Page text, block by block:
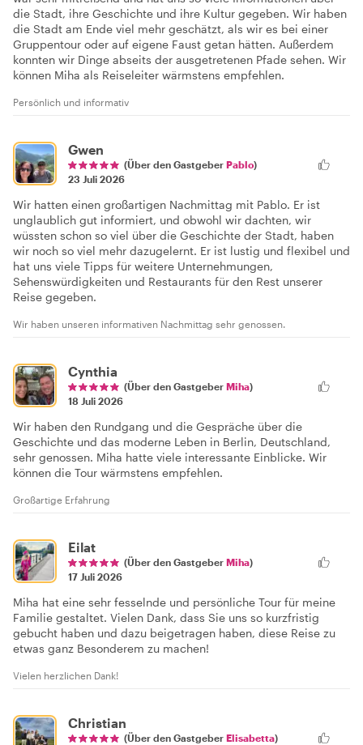
die Stadt, ihre Geschichte und ihre Kultur gegeben. Wir haben
die Stadt am Ende viel mehr geschätzt, als wir es bei einer
Gruppentour oder auf eigene Faust getan hätten. Außerdem
konnten wir Dinge abseits der ausgetretenen Pfade sehen. Wir
können Miha als Reiseleiter wärmstens empfehlen.
Persönlich und informativ
Gwen
(Über den Gastgeber Pablo)
23 Juli 2026
Wir hatten einen großartigen Nachmittag mit Pablo. Er ist
unglaublich gut informiert, und obwohl wir dachten, wir
wüssten schon so viel über die Geschichte der Stadt, haben
wir noch so viel mehr dazugelernt. Er ist lustig und flexibel und
hat uns viele Tipps für weitere Unternehmungen,
Sehenswürdigkeiten und Restaurants für den Rest unserer
Reise gegeben.
Wir haben unseren informativen Nachmittag sehr genossen.
Cynthia
(Über den Gastgeber Miha)
18 Juli 2026
Wir haben den Rundgang und die Gespräche über die
Geschichte und das moderne Leben in Berlin, Deutschland,
sehr genossen. Miha hatte viele interessante Einblicke. Wir
können die Tour wärmstens empfehlen.
Großartige Erfahrung
Eilat
(Über den Gastgeber Miha)
17 Juli 2026
Miha hat eine sehr fesselnde und persönliche Tour für meine
Familie gestaltet. Vielen Dank, dass Sie uns so kurzfristig
gebucht haben und dazu beigetragen haben, diese Reise zu
etwas ganz Besonderem zu machen!
Vielen herzlichen Dank!
Christian
(Über den Gastgeber Elisabetta)